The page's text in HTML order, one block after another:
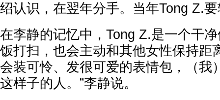
绍认识，在翌年分手。当年Tong Z.
在李静的记忆中，Tong Z.是一个干
饭打扫，也会主动和其他女性保持距
会装可怜、发很可爱的表情包，（我
这样子的人。”李静说。